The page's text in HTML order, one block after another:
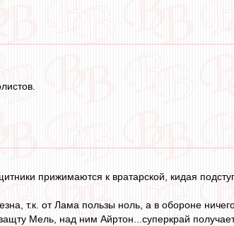
прижимаются к вратарской, кидая
т.к. от Лама пользы ноль, а в обороне
Мель, над ним Айртон...суперкрай